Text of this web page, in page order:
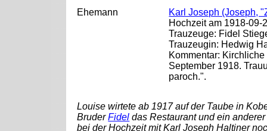
Ehemann
Karl Joseph (Joseph,
Hochzeit am 1918-09-
Trauzeuge: Fidel
Trauzeugin: Hedwig
Kommentar:
September 1918.
paroch.".
Louise wirtete ab 1917 auf der Taube in
BruderFidel das Restaurant und ein
bei der Hochzeit mit Karl Joseph Haltiner